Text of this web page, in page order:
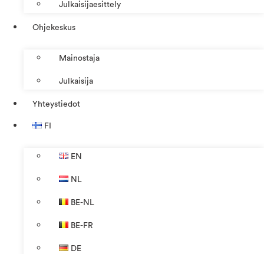
Julkaisijaesittely
Ohjekeskus
Mainostaja
Julkaisija
Yhteystiedot
FI
EN
NL
BE-NL
BE-FR
DE